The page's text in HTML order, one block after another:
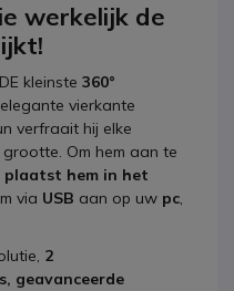
werkelijk de
kleinste 360°
vierkante
verfraait hij elke
Om hem aan te
plaatst hem in het
via USB aan op uw pc,
2
geavanceerde